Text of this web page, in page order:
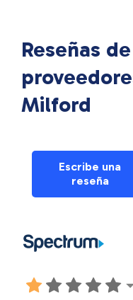
Reseñas
Milford
Escribe una
reseña